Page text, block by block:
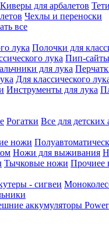
Киверы для арбалетов
Чехлы и переноски
все
лука Полочки для
лука Пип-
для лука
Для классического
Инструменты для лука
Рогатки Все для детских
ножи
Ножи для выживания
Тычковые ножи Прочиее
- сигвеи
аккумуляторы